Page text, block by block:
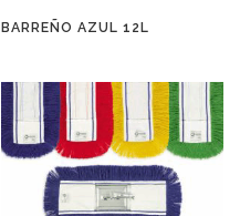
BARREÑO AZUL 12L